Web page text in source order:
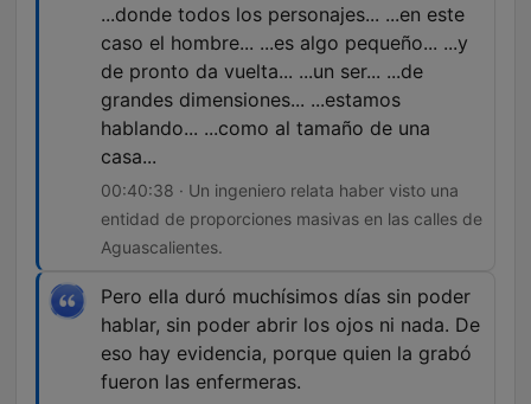
...donde todos los personajes... ...en este
caso el hombre... ...es algo pequeño... ...y
de pronto da vuelta... ...un ser... ...de
grandes dimensiones... ...estamos
hablando... ...como al tamaño de una
casa...
00:40:38 · Un ingeniero relata haber visto una
entidad de proporciones masivas en las calles de
Aguascalientes.
Pero ella duró muchísimos días sin poder
hablar, sin poder abrir los ojos ni nada. De
eso hay evidencia, porque quien la grabó
fueron las enfermeras.